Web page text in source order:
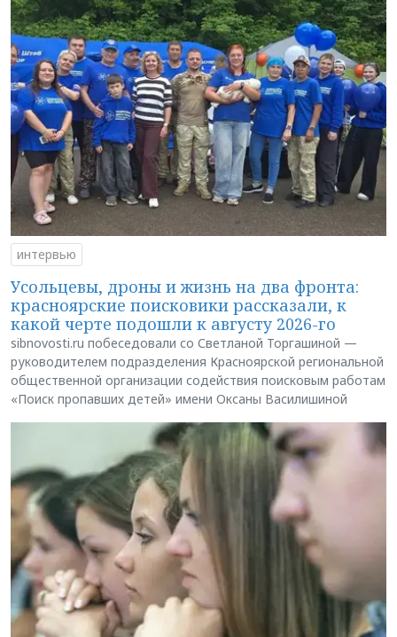
интервью
Усольцевы, дроны и жизнь на два фронта:
красноярские поисковики рассказали, к
какой черте подошли к августу 2026-го
sibnovosti.ru побеседовали со Светланой Торгашиной —
руководителем подразделения Красноярской региональной
общественной организации содействия поисковым работам
«Поиск пропавших детей» имени Оксаны Василишиной